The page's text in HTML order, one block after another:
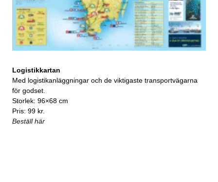
Logistikkartan
Med logistikanläggningar och de viktigaste transportvägarna
för godset.
Storlek: 96×68 cm
Pris: 99 kr.
Beställ här